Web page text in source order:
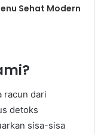
Sehat Modern
racun dari
detoks
sisa-sisa